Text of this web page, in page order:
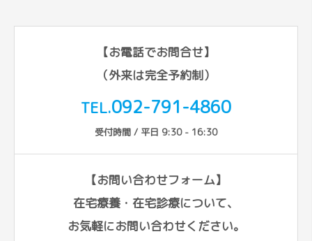
【お電話でお問合せ】
（外来は完全予約制）
TEL.092-791-4860
受付時間 / 平日 9:30 - 16:30
【お問い合わせフォーム】
在宅療養・在宅診療について、
お気軽にお問い合わせください。